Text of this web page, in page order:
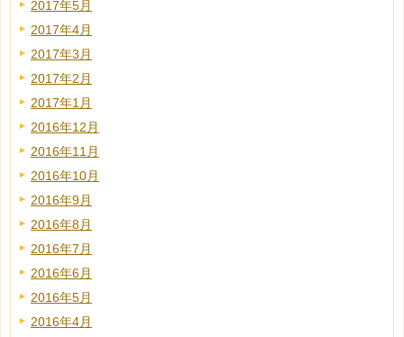
2017年5月
2017年4月
2017年3月
2017年2月
2017年1月
2016年12月
2016年11月
2016年10月
2016年9月
2016年8月
2016年7月
2016年6月
2016年5月
2016年4月